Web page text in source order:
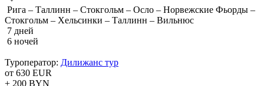
Рига – Таллинн – Стокгольм – Осло – Норвежские Фьорды –
Стокгольм – Хельсинки – Таллинн – Вильнюс
7 дней
6 ночей
Туроператор: Дилижанс тур
от 630 EUR
+ 200 BYN